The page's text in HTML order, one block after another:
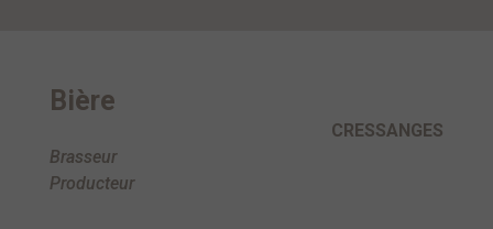
Bière
CRESSANGES
Brasseur
Producteur